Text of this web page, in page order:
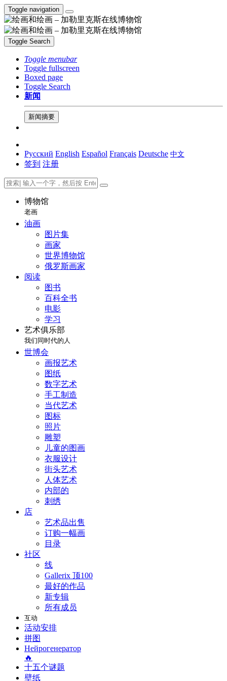
Toggle navigation
Toggle Search
Toggle menubar
Toggle fullscreen
Boxed page
Toggle Search
新闻
新闻摘要
Русский English Español Français Deutsche 中文
签到 注册
博物馆
老画
油画
图片集
画家
世界博物馆
俄罗斯画家
阅读
图书
百科全书
电影
学习
艺术俱乐部
我们同时代的人
世博会
画报艺术
图纸
数字艺术
手工制造
当代艺术
图标
照片
雕塑
儿童的图画
衣服设计
街头艺术
人体艺术
内部的
刺绣
店
艺术品出售
订购一幅画
目录
社区
线
Gallerix 顶100
最好的作品
新专辑
所有成员
互动
活动安排
拼图
Нейрогенератор
🔥
十五个谜题
壁纸